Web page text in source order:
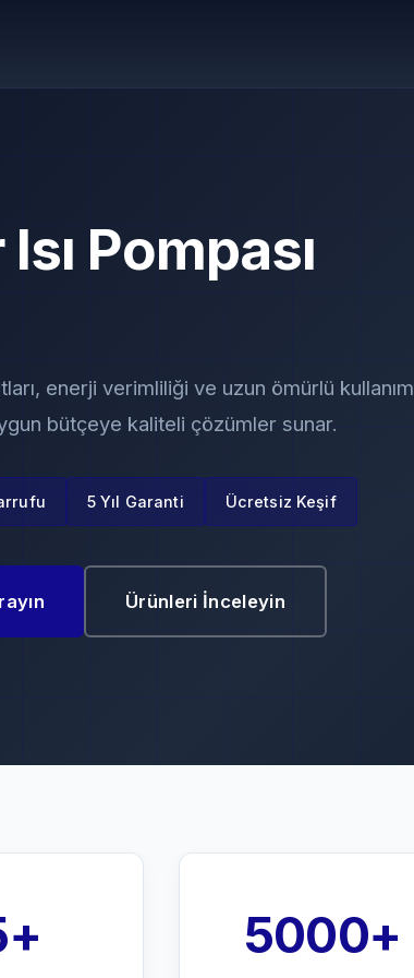
Pompası
enerji verimliliği ve uzun ömürlü kullanım
bütçeye kaliteli çözümler sunar.
5 Yıl Garanti Ücretsiz Keşif
Ürünleri İnceleyin
5000+